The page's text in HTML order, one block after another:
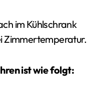
im Kühlschrank
Zimmertemperatur.
ist wie folgt: